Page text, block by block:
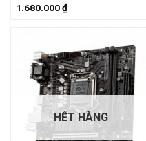
1.680.000₫
HẾT HÀNG